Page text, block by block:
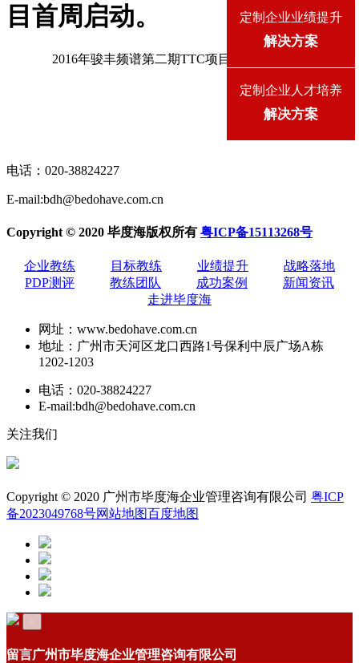
目首周启动。
2016年骏丰频谱第二期TTC项目，首周启动。
电话： 020-38824227
E-mail:bdh@bedohave.com.cn
Copyright © 2020 毕度海版权所有 粤ICP备15113268号
企业教练 目标教练 业绩提升
战略落地
PDP测评
教练团队 成功案例
新闻资讯
走进毕度海
网址：www.bedohave.com.cn
地址：广州市天河区龙口西路1号保利中辰广场A栋
1202-1203
电话： 020-38824227
E-mail:bdh@bedohave.com.cn
关注我们
Copyright © 2020 广州市毕度海企业管理咨询有限公司 粤ICP
备2023049768号网站地图百度地图
定制企业业绩提升
解决方案
定制企业人才培养
解决方案
留言广州市毕度海企业管理咨询有限公司